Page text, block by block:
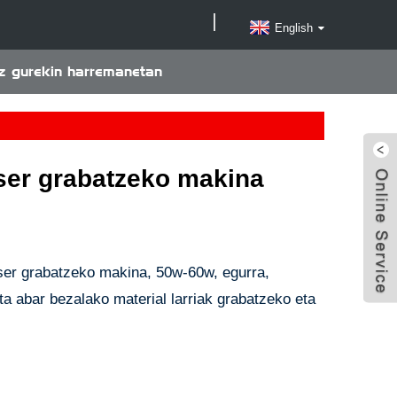
English
gurekin harremanetan
grabatzeko makina
grabatzeko makina, 50w-60w, egurra,
abar bezalako material larriak grabatzeko eta